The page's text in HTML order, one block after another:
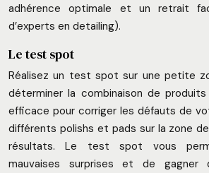
adhérence optimale et un retrait
d’experts en detailing).
Le test spot
Réalisez un test spot sur une petite
déterminer la combinaison de
efficace pour corriger les défauts de
différents polishs et pads sur la zone
résultats. Le test spot vous
mauvaises surprises et de